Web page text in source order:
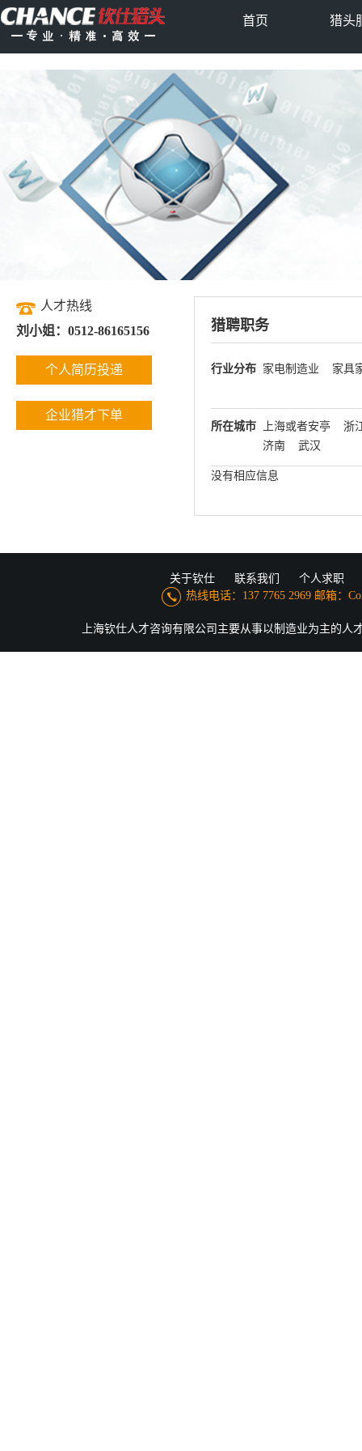
首页 猎头
人才热线
刘小姐：0512-86165156
个人简历投递
企业猎才下单
猎聘职务
行业分布 家电制造业 家具
所在城市 上海或者安亭
浙
济南
武汉
没有相应信息
关于钦仕 联系我们
个人求职
热线电话：137 7765 2969 邮箱：
上海钦仕人才咨询有限公司主要从事以制造业为主的人